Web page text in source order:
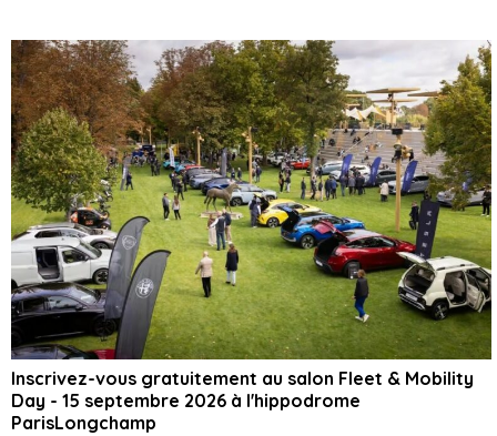
Inscrivez-vous gratuitement au salon Fleet & Mobility
Day - 15 septembre 2026 à l'hippodrome
ParisLongchamp